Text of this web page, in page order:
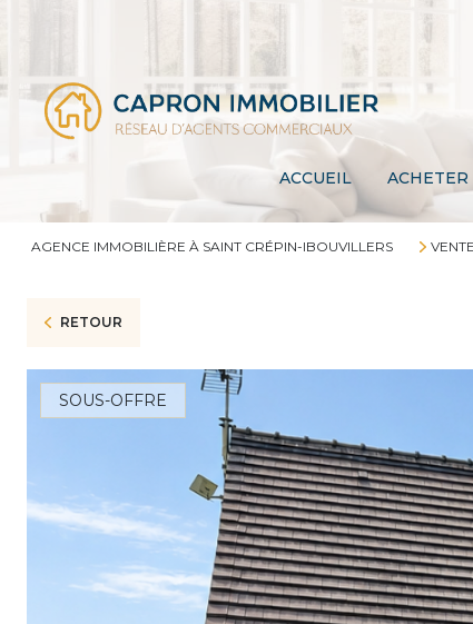
ACCUEIL ACHETER
AGENCE IMMOBILIÈRE À SAINT CRÉPIN-IBOUVILLERS VENTE
RETOUR
SOUS-OFFRE